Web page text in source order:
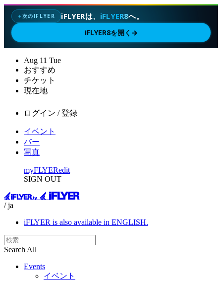
✦次のIFLYER iFLYERは、 iFLYER8へ。
iFLYER8を開く →
Aug 11 Tue
おすすめ
チケット
現在地
ログイン / 登録
イベント
バー
写真
myFLYERedit
SIGN OUT
/ ja
iFLYER is also available in ENGLISH.
Search All
Events
イベント